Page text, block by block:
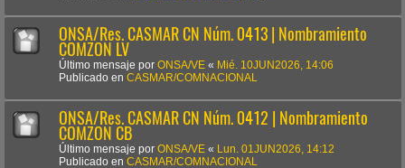
ONSA/Res. CASMAR CN Núm. 0413 | Nombramiento
COMZON LV
Último mensaje por ONSA/VE « Mié. 10JUN2026, 14:06
Publicado en CASMAR/COMNACIONAL
ONSA/Res. CASMAR CN Núm. 0412 | Nombramiento
COMZON CB
Último mensaje por ONSA/VE «
Lun. 01JUN2026, 14:12
Publicado en CASMAR/COMNACIONAL